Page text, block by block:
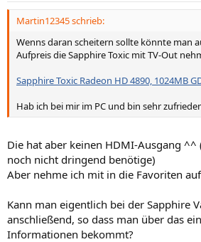
Martin12345 schrieb:
Wenns daran scheitern sollte könnte man
Aufpreis die Sapphire Toxic mit TV-Out
Sapphire Toxic Radeon HD 4890, 1024MB
Hab ich bei mir im PC und bin sehr
Die hat aber keinen HDMI-Ausgang ^^
noch nicht dringend benötige)
Aber nehme ich mit in die Favoriten
Kann man eigentlich bei der Sapphire
anschließend, so dass man über das
Informationen bekommt?